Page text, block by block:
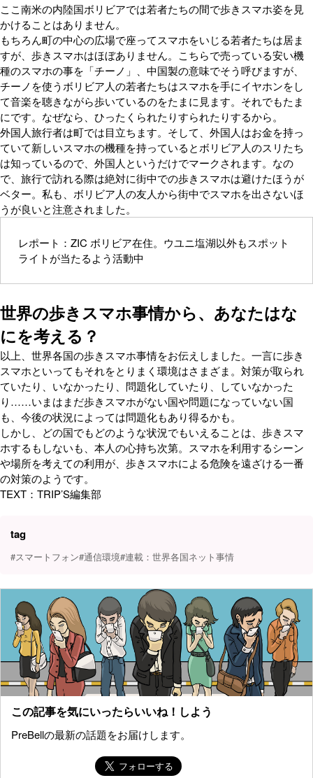
ここ南米の内陸国ボリビアでは若者たちの間で歩きスマホ姿を見
かけることはありません。
もちろん町の中心の広場で座ってスマホをいじる若者たちは居ま
すが、歩きスマホはほぼありません。こちらで売っている安い機
種のスマホの事を「チーノ」、中国製の意味でそう呼びますが、
チーノを使うボリビア人の若者たちはスマホを手にイヤホンをし
て音楽を聴きながら歩いているのをたまに見ます。それでもたま
にです。なぜなら、ひったくられたりすられたりするから。
外国人旅行者は町では目立ちます。そして、外国人はお金を持っ
ていて新しいスマホの機種を持っているとボリビア人のスリたち
は知っているので、外国人というだけでマークされます。なの
で、旅行で訪れる際は絶対に街中での歩きスマホは避けたほうが
ベター。私も、ボリビア人の友人から街中でスマホを出さないほ
うが良いと注意されました。
レポート：ZIC ボリビア在住。ウユニ塩湖以外もスポット
ライトが当たるよう活動中
世界の歩きスマホ事情から、あなたはな
にを考える？
以上、世界各国の歩きスマホ事情をお伝えしました。一言に歩き
スマホといってもそれをとりまく環境はさまざま。対策が取られ
ていたり、いなかったり、問題化していたり、していなかった
り……いまはまだ歩きスマホがない国や問題になっていない国
も、今後の状況によっては問題化もあり得るかも。
しかし、どの国でもどのような状況でもいえることは、歩きスマ
ホするもしないも、本人の心持ち次第。スマホを利用するシーン
や場所を考えての利用が、歩きスマホによる危険を遠ざける一番
の対策のようです。
TEXT：TRIP’S編集部
tag
#スマートフォン#通信環境#連載：世界各国ネット事情
この記事を気にいったらいいね！しよう
PreBellの最新の話題をお届けします。